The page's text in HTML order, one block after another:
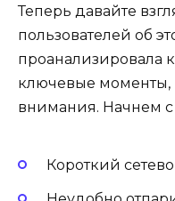
Теперь давайте
пользователей об
проанализировала
ключевые моменты,
внимания. Начнем с
Короткий